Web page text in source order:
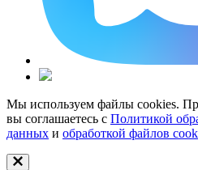
Мы используем файлы cookies.
вы соглашаетесь с Политикой
данных и обработкой файлов